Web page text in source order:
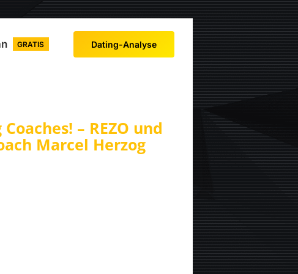
GRATIS Dating-Analyse
– REZO und
Marcel Herzog